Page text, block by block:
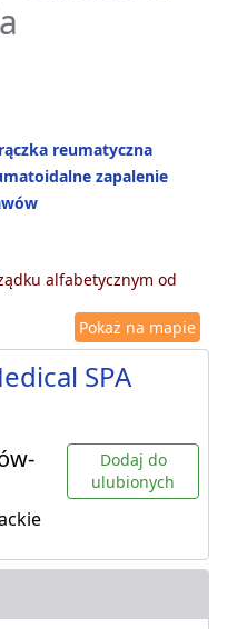
reumatyczna
zapalenie
alfabetycznym od
Pokaż na mapie
SPA
Dodaj do
ulubionych